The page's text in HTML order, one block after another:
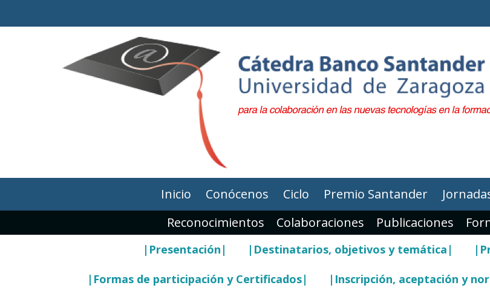
Inicio Conócenos Ciclo Premio Santander
Reconocimientos
Colaboraciones Publicaciones
|Presentación| |Destinatarios, objetivos y temática|
|Formas de participación y Certificados| |Inscripción, aceptación y